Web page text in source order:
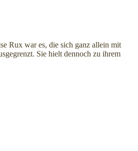
Rux war es, die sich ganz allein mit
Sie hielt dennoch zu ihrem